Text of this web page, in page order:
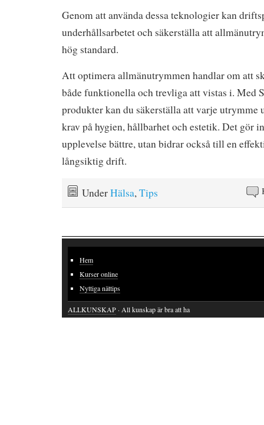
Genom att använda dessa teknologier kan
underhållsarbetet och säkerställa att
hög standard.
Att optimera allmänutrymmen handlar om att
både funktionella och trevliga att vistas i. Med
produkter kan du säkerställa att varje utrymme
krav på hygien, hållbarhet och estetik. Det gör
upplevelse bättre, utan bidrar också till en
långsiktig drift.
UnderHälsa,Tips
Hem
Kurser online
Nyttiga nättips
ALLKUNSKAP · All kunskap är bra att ha